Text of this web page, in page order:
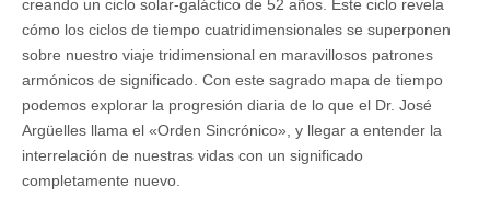
creando un ciclo solar-galáctico de 52 años. Este ciclo revela
cómo los ciclos de tiempo cuatridimensionales se superponen
sobre nuestro viaje tridimensional en maravillosos patrones
armónicos de significado. Con este sagrado mapa de tiempo
podemos explorar la progresión diaria de lo que el Dr. José
Argüelles llama el «Orden Sincrónico», y llegar a entender la
interrelación de nuestras vidas con un significado
completamente nuevo.